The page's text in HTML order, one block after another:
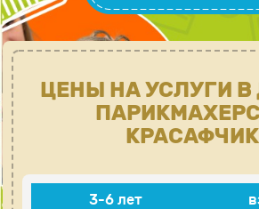
ЦЕНЫ НА УСЛУГИ В
3-6 лет